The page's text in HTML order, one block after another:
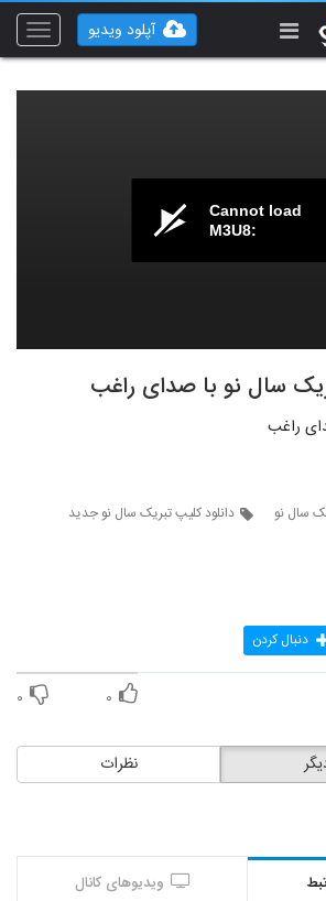
Toggle
آپلود ویدیو
Cannot load
M3U8:
سال نو با صدای راغب
راغب
سال نو
دانلود کلیپ تبریک سال نو جدید
دنبال کردن
۰ ۰
نظرات
ویدیوهای کانال